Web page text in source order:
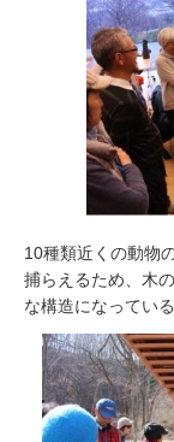
10種類近くの動物
捕らえるため、木
な構造になってい